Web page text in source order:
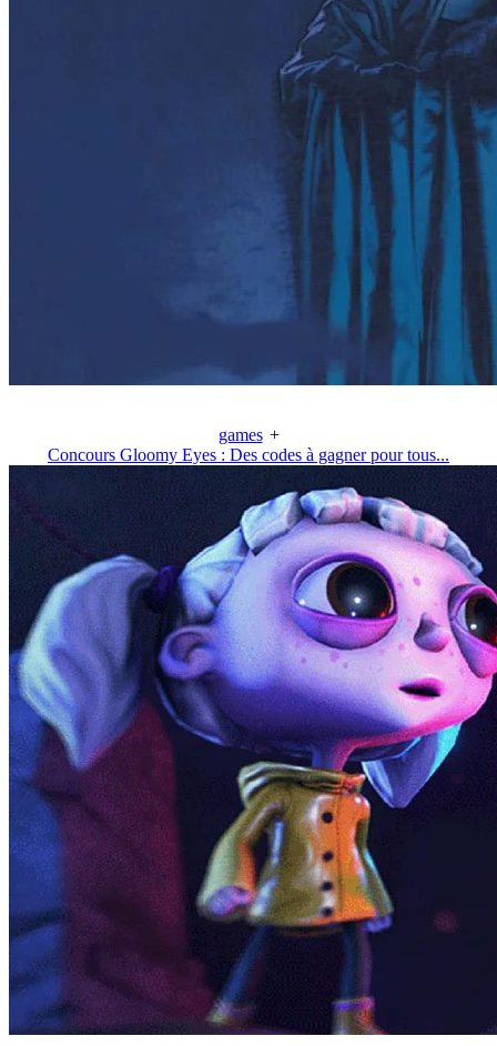
games +
Concours Gloomy Eyes : Des codes à gagner pour tous...